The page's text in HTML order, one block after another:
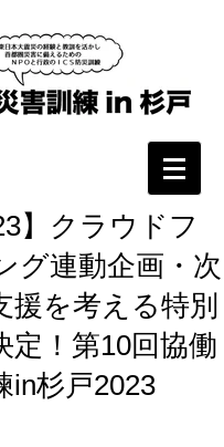
】クラウドフ
グ連動企画・次
援を考える特別
定！第10回協働
in杉戸2023